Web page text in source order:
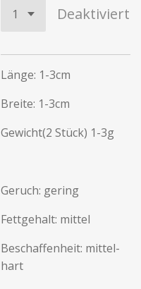
Deaktiviert
Länge: 1-3cm
Breite: 1-3cm
Gewicht(2 Stück) 1-3g
Geruch: gering
Fettgehalt: mittel
Beschaffenheit: mittel-
hart